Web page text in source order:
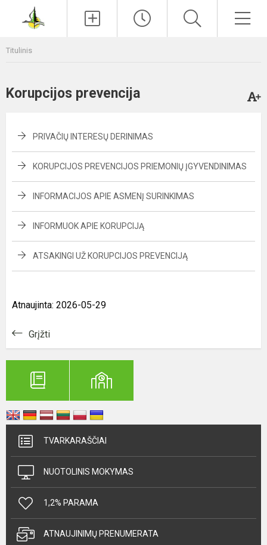
Titulinis
Korupcijos prevencija
PRIVAČIŲ INTERESŲ DERINIMAS
KORUPCIJOS PREVENCIJOS PRIEMONIŲ ĮGYVENDINIMAS
INFORMACIJOS APIE ASMENĮ SURINKIMAS
INFORMUOK APIE KORUPCIJĄ
ATSAKINGI UŽ KORUPCIJOS PREVENCIJĄ
Atnaujinta: 2026-05-29
Grįžti
TVARKARAŠČIAI
NUOTOLINIS MOKYMAS
1,2% PARAMA
ATNAUJINIMŲ PRENUMERATA